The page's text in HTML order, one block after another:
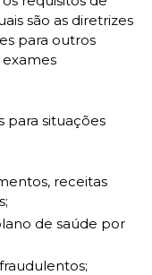
são as diretrizes
para outros
exames
para situações
receitas
de saúde por